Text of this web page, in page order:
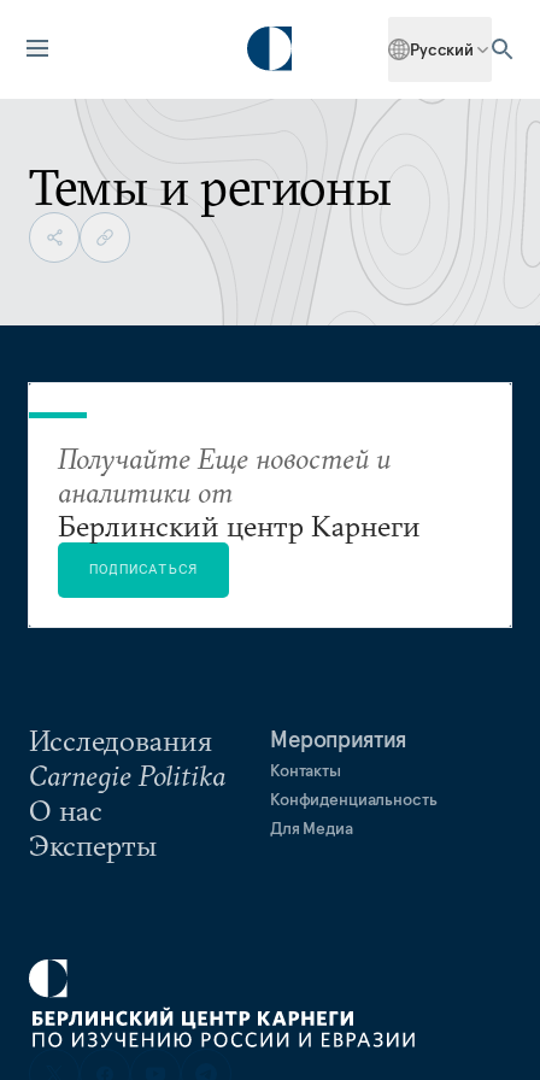
Русский
Темы и регионы
Исследования
Carnegie Politika
О нас
Эксперты
Мероприятия
Контакты
Конфиденциальность
Для Медиа
Получайте Еще новостей и
аналитики от
Берлинский центр Карнеги
ПОДПИСАТЬСЯ